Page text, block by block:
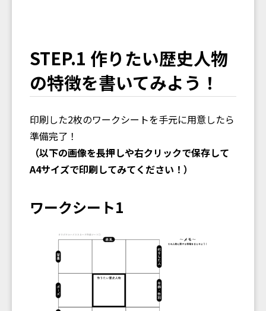
STEP.1 作りたい歴史人物
の特徴を書いてみよう！
印刷した2枚のワークシートを手元に用意したら
準備完了！
（以下の画像を長押しや右クリックで保存して
A4サイズで印刷してみてください！）
ワークシート1